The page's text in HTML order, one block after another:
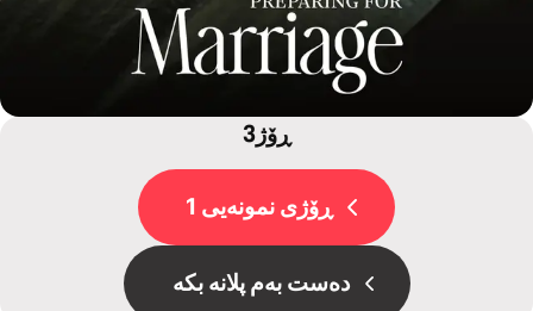
3ڕۆژ
ڕۆژی نمونەیی 1
دەست بەم پلانە بکە